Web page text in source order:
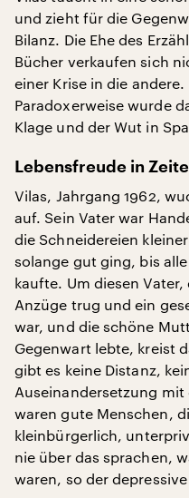
und zieht für die
Bilanz. Die Ehe des
Bücher verkaufen sich
einer Krise in die andere.
Paradoxerweise wurde
Klage und der Wut in
Lebensfreude in
Vilas, Jahrgang 1962,
auf. Sein Vater war
die Schneidereien
solange gut ging, bis
kaufte. Um diesen
Anzüge trug und ein
war, und die schöne
Gegenwart lebte, kreist
gibt es keine Distanz,
Auseinandersetzung
waren gute Menschen,
kleinbürgerlich,
nie über das sprachen,
waren, so der